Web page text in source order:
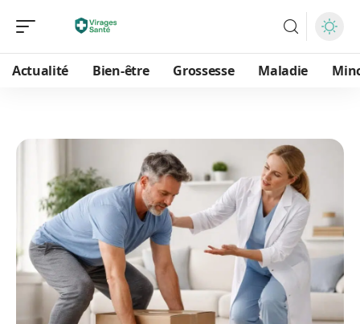
Actualité Bien-être Grossesse Maladie